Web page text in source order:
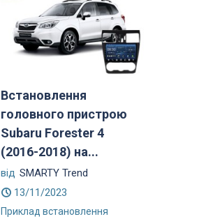
Встановлення
головного пристрою
Subaru Forester 4
(2016-2018) на...
від SMARTY Trend
13/11/2023
Приклад встановлення